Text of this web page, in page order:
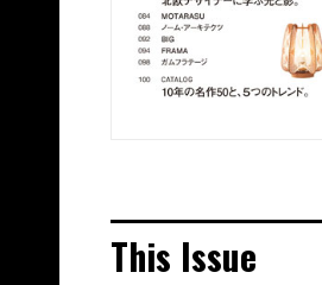
This Issue